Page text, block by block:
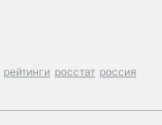
рейтинги росстат россия